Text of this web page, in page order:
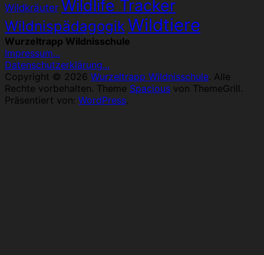
Wildkräuter Wildlife Tracker
WildnispädagogikWildtiere
Wurzeltrapp Wildnisschule
Impressum...
Datenschutzerklärung...
Copyright © 2026 Wurzeltrapp Wildnisschule. Alle
Rechte vorbehalten. Theme Spacious von ThemeGrill.
Präsentiert von: WordPress.